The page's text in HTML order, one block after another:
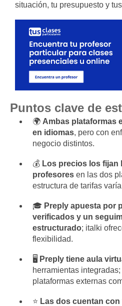
situación, tu presupuesto y
Puntos clave de
🌍 Ambas plataformas
en idiomas, pero con
negocio distintos.
💰 Los precios los fijan
profesores en las dos
estructura de tarifas
🎓 Preply apuesta por
verificados y un
estructurado; italki
flexibilidad.
🖥️ Preply tiene aula
herramientas
plataformas externas
⭐ Las dos cuentan